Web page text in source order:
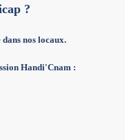
?
nos locaux.
Handi'Cnam: